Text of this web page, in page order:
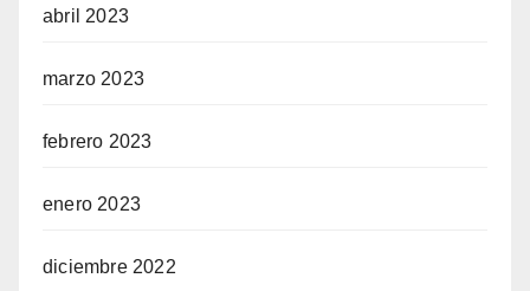
abril 2023
marzo 2023
febrero 2023
enero 2023
diciembre 2022